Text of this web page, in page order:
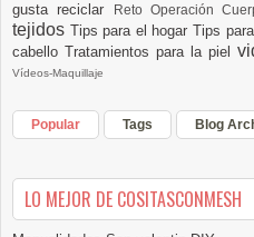
gusta reciclar
Reto Operación
tejidos Tips para el hogarTips
cabello Tratamientos para la piel
Vídeos-Maquillaje
Popular Tags Blog
LO MEJOR DE COSITASCONMESH